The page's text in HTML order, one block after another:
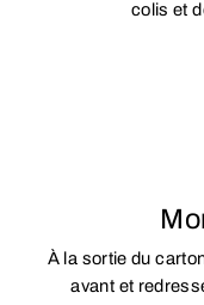
colis et
À la sortie du
avant et